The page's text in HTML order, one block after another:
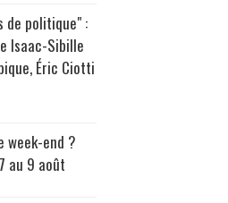
de politique" :
Isaac-Sibille
Éric Ciotti
week-end ?
au 9 août